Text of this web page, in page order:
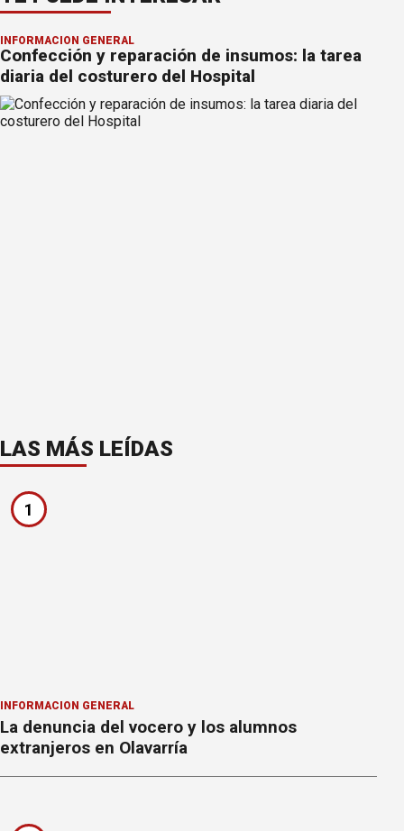
INFORMACION GENERAL
Confección y reparación de insumos: la tarea
diaria del costurero del Hospital
LAS MÁS LEÍDAS
1
INFORMACION GENERAL
La denuncia del vocero y los alumnos
extranjeros en Olavarría